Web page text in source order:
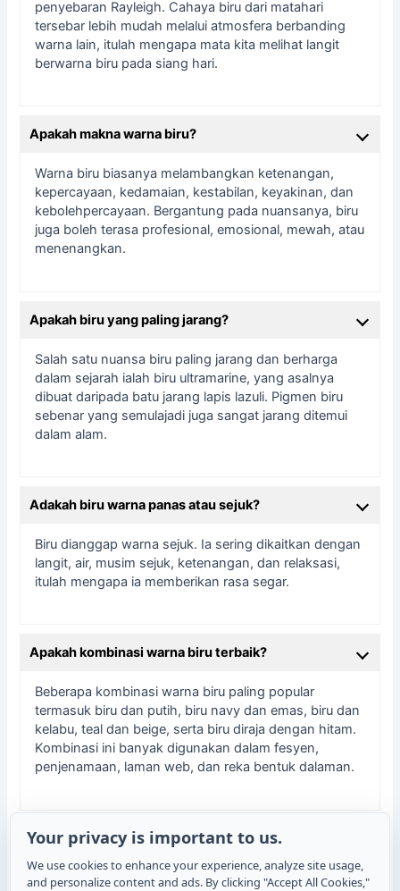
penyebaran Rayleigh. Cahaya biru dari matahari
tersebar lebih mudah melalui atmosfera berbanding
warna lain, itulah mengapa mata kita melihat langit
berwarna biru pada siang hari.
Apakah makna warna biru?
Warna biru biasanya melambangkan ketenangan,
kepercayaan, kedamaian, kestabilan, keyakinan, dan
kebolehpercayaan. Bergantung pada nuansanya, biru
juga boleh terasa profesional, emosional, mewah, atau
menenangkan.
Apakah biru yang paling jarang?
Salah satu nuansa biru paling jarang dan berharga
dalam sejarah ialah biru ultramarine, yang asalnya
dibuat daripada batu jarang lapis lazuli. Pigmen biru
sebenar yang semulajadi juga sangat jarang ditemui
dalam alam.
Adakah biru warna panas atau sejuk?
Biru dianggap warna sejuk. Ia sering dikaitkan dengan
langit, air, musim sejuk, ketenangan, dan relaksasi,
itulah mengapa ia memberikan rasa segar.
Apakah kombinasi warna biru terbaik?
Beberapa kombinasi warna biru paling popular
termasuk biru dan putih, biru navy dan emas, biru dan
kelabu, teal dan beige, serta biru diraja dengan hitam.
Kombinasi ini banyak digunakan dalam fesyen,
penjenamaan, laman web, dan reka bentuk dalaman.
Apakah simbolisme biru?
Simbolisme biru biasanya dikaitkan dengan
Your privacy is important to us.
We use cookies to enhance your experience, analyze site usage,
and personalize content and ads. By clicking "Accept All Cookies,"